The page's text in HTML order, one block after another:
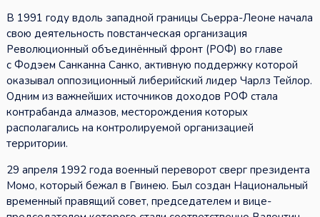
В 1991 году вдоль западной границы Сьерра-Леоне начала
свою деятельность повстанческая организация
Революционный объединённый фронт (РОФ) во главе
с Фодэем Санканна Санко, активную поддержку которой
оказывал оппозиционный либерийский лидер Чарлз Тейлор.
Одним из важнейших источников доходов РОФ стала
контрабанда алмазов, месторождения которых
располагались на контролируемой организацией
территории.
29 апреля 1992 года военный переворот сверг президента
Момо, который бежал в Гвинею. Был создан Национальный
временный правящий совет, председателем и вице-